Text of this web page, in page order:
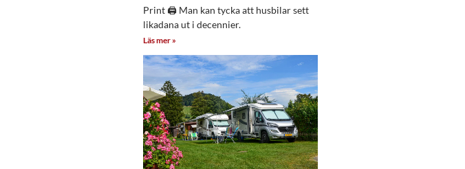
Print 🖨 Man kan tycka att husbilar sett
likadana ut i decennier.
Läs mer »